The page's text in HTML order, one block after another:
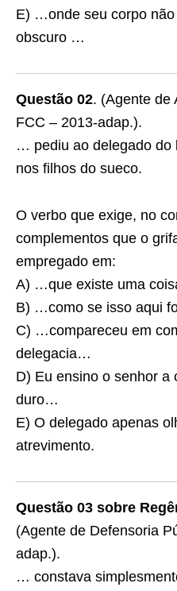
E) …onde seu corpo
obscuro …
Questão 02. (Agente de
FCC – 2013-adap.).
… pediu ao delegado do
nos filhos do sueco.
O verbo que exige, no
complementos que o
empregado em:
A) …que existe uma
B) …como se isso aqui
C) …compareceu em
delegacia…
D) Eu ensino o senhor a
duro…
E) O delegado apenas
atrevimento.
Questão 03 sobre
(Agente de Defensoria
adap.).
… constava